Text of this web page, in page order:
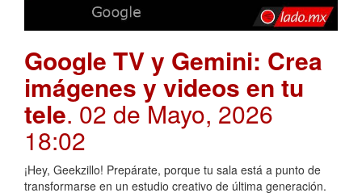
Google TV y Gemini: Crea
imágenes y videos en tu
tele. 02 de Mayo, 2026
18:02
¡Hey, Geekzillo! Prepárate, porque tu sala está a punto de
transformarse en un estudio creativo de última generación.